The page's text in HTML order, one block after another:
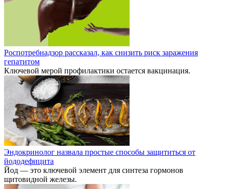
Роспотребнадзор рассказал, как снизить риск заражения
гепатитом
Ключевой мерой профилактики остается вакцинация.
Эндокринолог назвала простые способы защититься от
йододефицита
Йод — это ключевой элемент для синтеза гормонов
щитовидной железы.